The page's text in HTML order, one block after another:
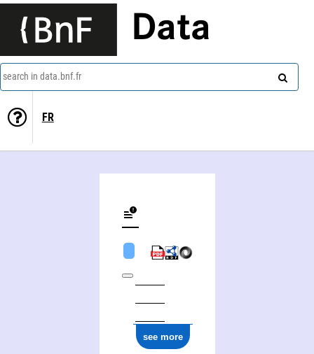
Data
search in data.bnf.fr
FR
see more